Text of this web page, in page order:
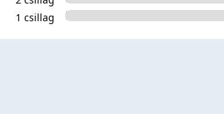
1 csillag